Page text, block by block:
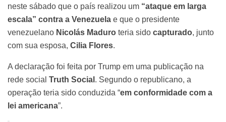
neste sábado que o país realizou um “ataque em larga
escala” contra a Venezuela e que o presidente
venezuelano Nicolás Maduro teria sido capturado, junto
com sua esposa, Cilia Flores.
A declaração foi feita por Trump em uma publicação na
rede social Truth Social . Segundo o republicano, a
operação teria sido conduzida “em conformidade com a
lei americana”.